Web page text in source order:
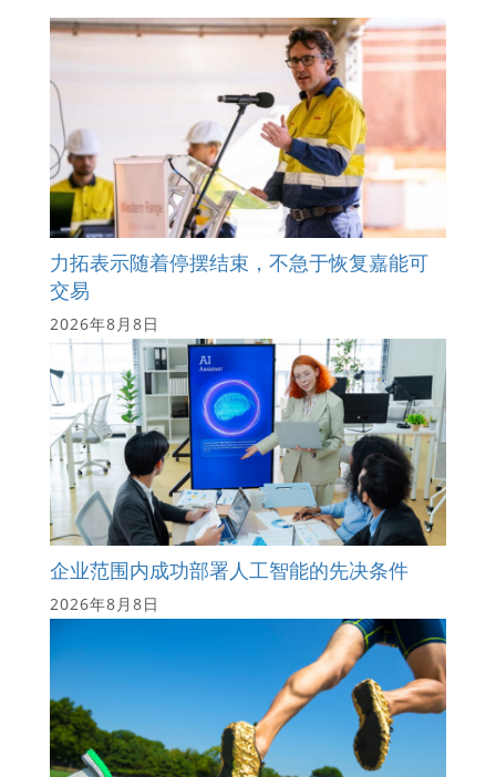
力拓表示随着停摆结束，不急于恢复嘉能可
交易
2026年8月8日
企业范围内成功部署人工智能的先决条件
2026年8月8日